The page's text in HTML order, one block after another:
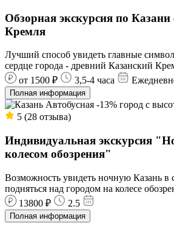
Обзорная экскурсия по Казани
Кремля
Лучший способ увидеть главные
сердце города - древний Казанский
от 1500 ₽
3,5-4 часа
Полная информация
Автобусная -13% город с
5 (28 отзыва)
Индивидуальная экскурсия
колесом обозрения"
Возможность увидеть ночную Казань в
подняться над городом на колесе
13800 ₽
2.5
Полная информация